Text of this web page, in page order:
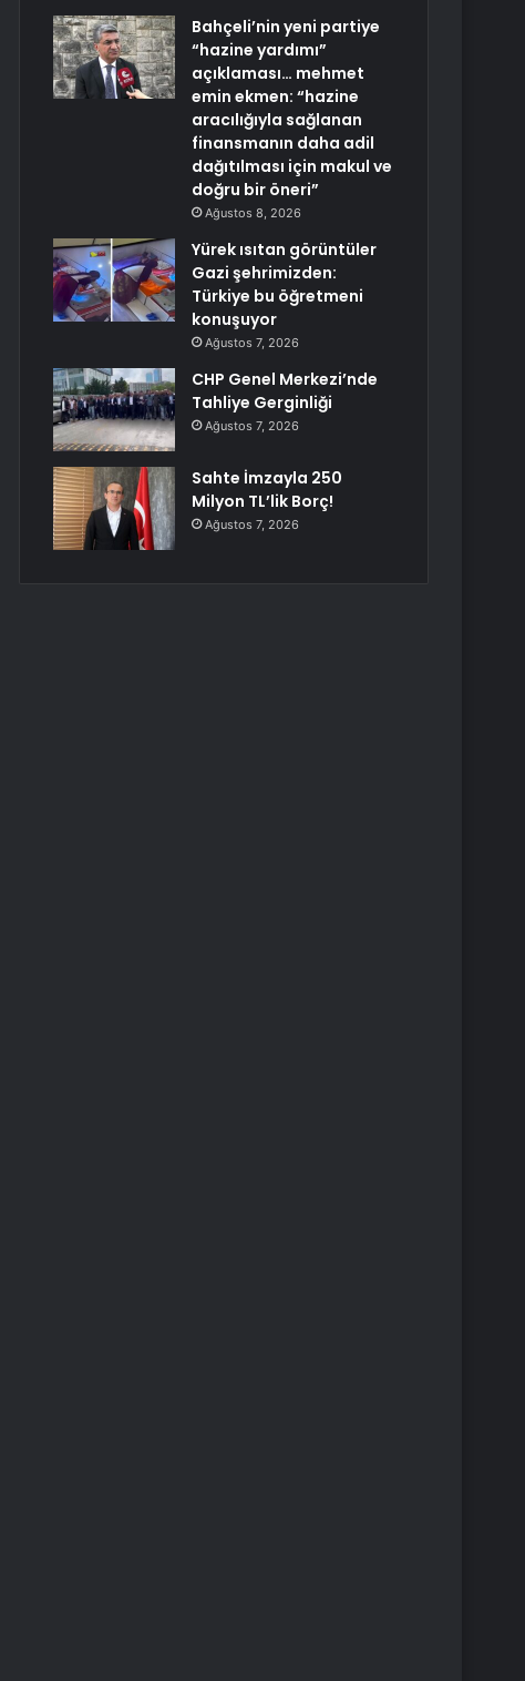
Bahçeli’nin yeni partiye
“hazine yardımı”
açıklaması… mehmet
emin ekmen: “hazine
aracılığıyla sağlanan
finansmanın daha adil
dağıtılması için makul ve
doğru bir öneri”
Ağustos 8, 2026
Yürek ısıtan görüntüler
Gazi şehrimizden:
Türkiye bu öğretmeni
konuşuyor
Ağustos 7, 2026
CHP Genel Merkezi’nde
Tahliye Gerginliği
Ağustos 7, 2026
Sahte İmzayla 250
Milyon TL’lik Borç!
Ağustos 7, 2026